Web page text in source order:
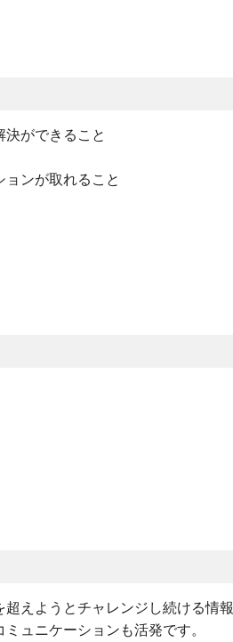
決ができること
ョンが取れること
えようとチャレンジし続ける情報
ュニケーションも活発です。